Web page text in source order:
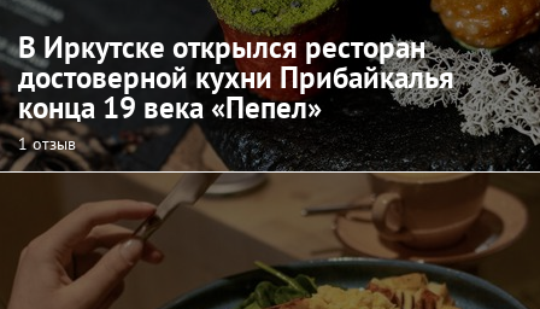
В Иркутске открылся ресторан
достоверной кухни Прибайкалья
конца 19 века «Пепел»
1 отзыв